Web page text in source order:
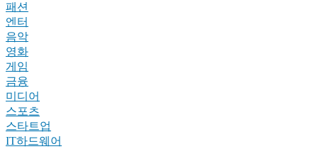
패션
엔터
음악
영화
게임
금융
미디어
스포츠
스타트업
IT하드웨어